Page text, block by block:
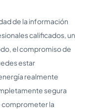
de la información
calificados, un
el compromiso de
estar
realmente
segura
comprometer la